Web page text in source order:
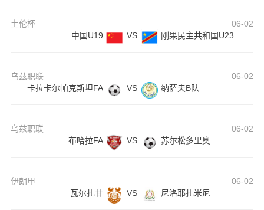
土伦杯
06-02
中国U19
VS 刚果民主共和国U23
乌兹职联
06-02
卡拉卡尔帕克斯坦FA
VS 纳萨夫B队
乌兹职联
06-02
布哈拉FA
VS 苏尔松多里奥
伊朗甲
06-02
瓦尔扎甘
VS 尼洛耶扎米尼